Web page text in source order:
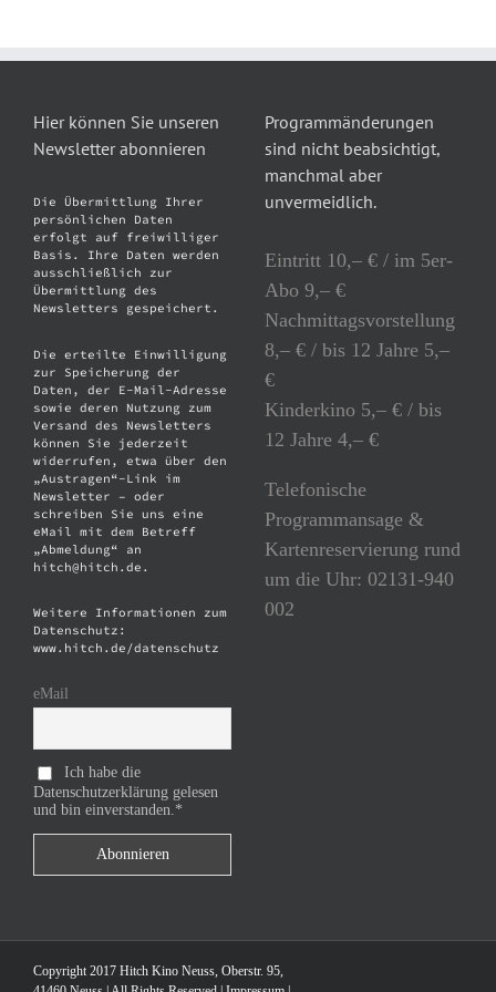
Hier können Sie unseren
Newsletter abonnieren
Die Übermittlung Ihrer
persönlichen Daten
erfolgt auf freiwilliger
Basis. Ihre Daten werden
ausschließlich zur
Übermittlung des
Newsletters gespeichert.
Die erteilte Einwilligung
zur Speicherung der
Daten, der E-Mail-Adresse
sowie deren Nutzung zum
Versand des Newsletters
können Sie jederzeit
widerrufen, etwa über den
„Austragen“-Link im
Newsletter – oder
schreiben Sie uns eine
eMail mit dem Betreff
„Abmeldung“ an
hitch@hitch.de.
Weitere Informationen zum
Datenschutz:
www.hitch.de/datenschutz
eMail
Ich habe die
Datenschutzerklärung gelesen
und bin einverstanden.*
Programmänderungen
sind nicht beabsichtigt,
manchmal aber
unvermeidlich.
Eintritt 10,– € / im 5er-
Abo 9,– €
Nachmittagsvorstellung
8,– € / bis 12 Jahre 5,–
€
Kinderkino 5,– € / bis
12 Jahre 4,– €
Telefonische
Programmansage &
Kartenreservierung rund
um die Uhr: 02131-940
002
Copyright 2017 Hitch Kino Neuss, Oberstr. 95,